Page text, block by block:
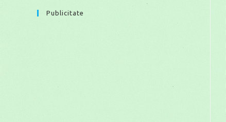
Publicitate